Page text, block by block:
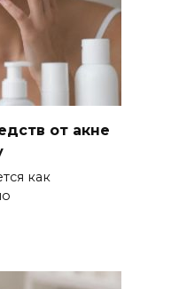
от акне
как